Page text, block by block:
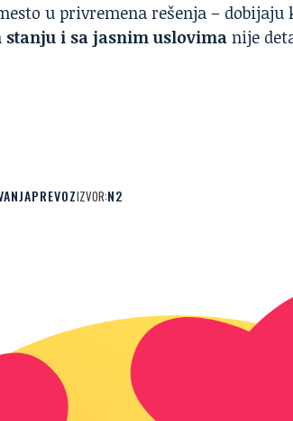
u privremena rešenja –
stanju i sa jasnim uslovima nije
PREVOZIZVOR:N2